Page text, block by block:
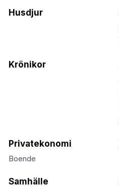
Husdjur
Krönikor
Privatekonomi
Boende
Samhälle